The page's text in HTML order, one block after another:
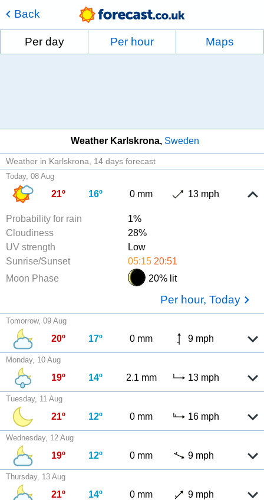
Back
Per day Per hour Maps
Weather Karlskrona Sweden
Weather in Karlskrona 14 days forecast
Today, 08 Aug
21º 16º 0 mm 13 mph
Probability for rain
1%
Cloudiness
28%
UV strength
Low
Sunrise/Sunset
05:15 20:51
Moon Phase
20% lit
Per hour, Today
Tomorrow, 09 Aug
20º 17º 0 mm 9 mph
Monday, 10 Aug
19º 14º 2.1 mm 13 mph
Tuesday, 11 Aug
21º 12º 0 mm 16 mph
Wednesday, 12 Aug
19º 12º 0 mm 9 mph
Thursday, 13 Aug
21º 14º 0 mm 9 mph